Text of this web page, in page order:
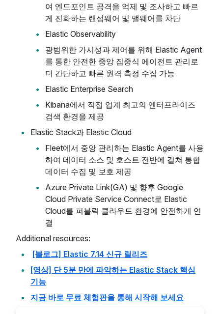
여 엔드포인트 공격을 억제 및 조사하고 빠르
게 진화하는 랜섬웨어 및 맬웨어를 차단
Elastic Observability
광범위한 가시성과 제어를 위해 Elastic Agent
를 통한 안전한 중앙 집중식 에이전트 관리로
더 간단하고 빠른 원격 측정 수집 가능
Elastic Enterprise Search
Kibana에서 직접 업계 최고의 엔터프라이즈
검색 환경을 제공
Elastic Stack과 Elastic Cloud
Fleet에서 중앙 관리하는 Elastic Agent를 사용
하여 데이터 소스 및 호스트 전반에 걸쳐 통합
데이터 수집 및 보호 제공
Azure Private Link(GA) 및 향후 Google
Cloud Private Service Connect로 Elastic
Cloud를 퍼블릭 클라우드 환경에 안전하게 연
결
Additional resources:
[블로그] Elastic 7.14 신규 릴리즈
[영상] 단 5분 만에 파악하는 Elastic Stack 핵심
기능
지금 바로 무료 체험판을 통해 시작해 보세요